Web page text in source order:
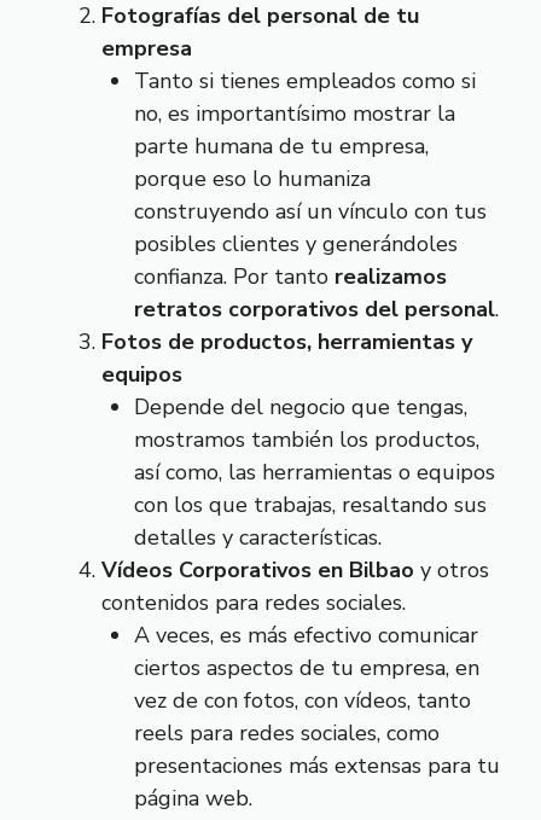
Fotografías del personal de tu
empresa
Tanto si tienes empleados como si
no, es importantísimo mostrar la
parte humana de tu empresa,
porque eso lo humaniza
construyendo así un vínculo con tus
posibles clientes y generándoles
confianza. Por tanto realizamos
retratos corporativos del personal.
Fotos de productos, herramientas y
equipos
Depende del negocio que tengas,
mostramos también los productos,
así como, las herramientas o equipos
con los que trabajas, resaltando sus
detalles y características.
Vídeos Corporativos en Bilbao y otros
contenidos para redes sociales.
A veces, es más efectivo comunicar
ciertos aspectos de tu empresa, en
vez de con fotos, con vídeos, tanto
reels para redes sociales, como
presentaciones más extensas para tu
página web.